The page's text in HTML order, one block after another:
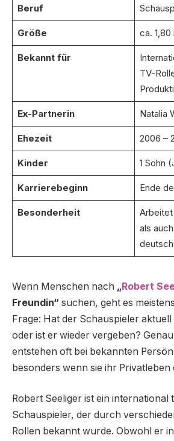
Beruf
Größe ca. 1,80
Bekannt für
TV-
Ex-Partnerin Natalia
Ehezeit 2006 –
Kinder 1 Sohn
Karrierebeginn Ende
Besonderheit
Arbeitet
als
Wenn Menschen nach „Robert
Freundin“ suchen, geht es
Frage: Hat der Schauspieler
oder ist er wieder vergeben?
entstehen oft bei bekannten
besonders wenn sie ihr
Robert Seeliger ist ein international
Schauspieler, der durch
Rollen bekannt wurde. Obwohl er